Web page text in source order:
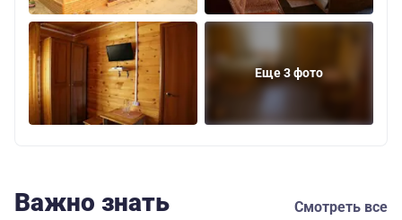
Еще 3 фото
Важно знать Смотреть все